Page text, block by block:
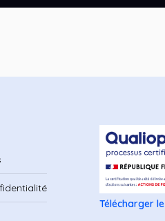
Télécharger